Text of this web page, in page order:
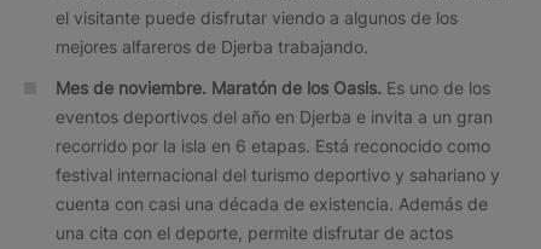
el visitante puede disfrutar viendo a algunos de los
mejores alfareros de Djerba trabajando.
Mes de noviembre. Maratón de los Oasis. Es uno de los
eventos deportivos del año en Djerba e invita a un gran
recorrido por la isla en 6 etapas. Está reconocido como
festival internacional del turismo deportivo y sahariano y
cuenta con casi una década de existencia. Además de
una cita con el deporte, permite disfrutar de actos